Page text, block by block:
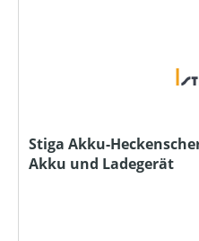
Stiga Akku-
Akku und Ladegerät